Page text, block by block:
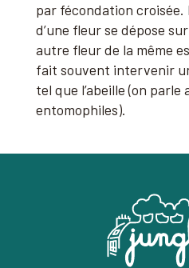
par fécondation croisée.
d’une fleur se dépose
autre fleur de la même
fait souvent intervenir
tel que l’abeille (on parle
entomophiles).